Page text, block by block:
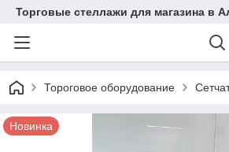
Торговые стеллажи для магазина в
Тороговое оборудование
Новинка